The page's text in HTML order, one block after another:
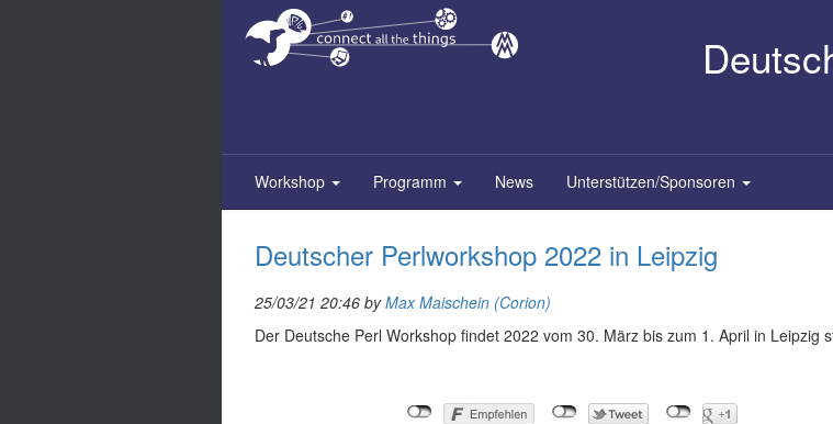
Inhalt
springen
Workshop Programm News Unterstützen/Sponsoren
Deutscher Perlworkshop 2022 in Leipzig
25/03/21 20:46 byMax Maischein (‎Corion‎)
Der Deutsche Perl Workshop findet 2022 vom 30. März bis zum 1. April in Leipzig